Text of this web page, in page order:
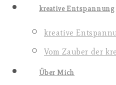
kreative Entspannung
kreative
Vom Zauber der
Über Mich